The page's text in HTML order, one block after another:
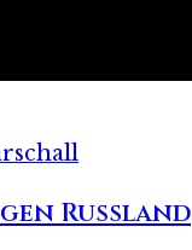
Russland